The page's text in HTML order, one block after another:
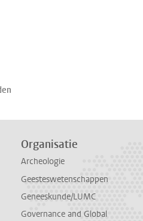
via Mastodon
Organisatie
Archeologie
Geesteswetenschappen
Geneeskunde/LUMC
Governance and Global